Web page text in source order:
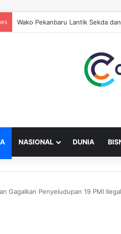
Wako Pekanbaru Lantik Sekda
NASIONAL DUNIA
Gagalkan Penyeludupan 19 PMI